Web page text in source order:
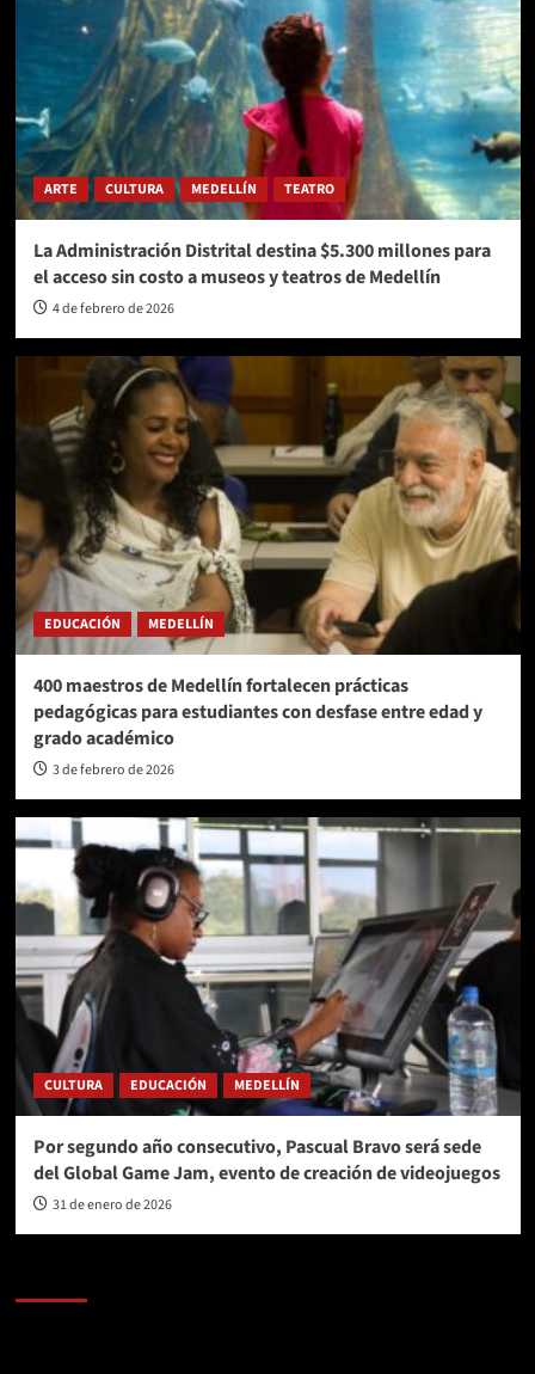
ARTE CULTURA MEDELLÍN TEATRO
La Administración Distrital destina $5.300 millones para
el acceso sin costo a museos y teatros de Medellín
4 de febrero de 2026
EDUCACIÓN MEDELLÍN
400 maestros de Medellín fortalecen prácticas
pedagógicas para estudiantes con desfase entre edad y
grado académico
3 de febrero de 2026
CULTURA EDUCACIÓN MEDELLÍN
Por segundo año consecutivo, Pascual Bravo será sede
del Global Game Jam, evento de creación de videojuegos
31 de enero de 2026